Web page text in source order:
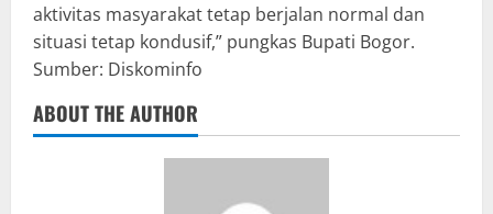
aktivitas masyarakat tetap berjalan normal dan
situasi tetap kondusif,” pungkas Bupati Bogor.
Sumber: Diskominfo
ABOUT THE AUTHOR